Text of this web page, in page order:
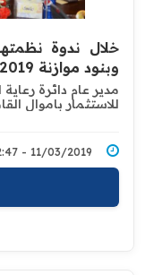
خلال ندوة
وبنود موازنة 2019‏
مدير عام دائرة
للاستثمار باموال
11/03/2019 - 12:47 مساءً